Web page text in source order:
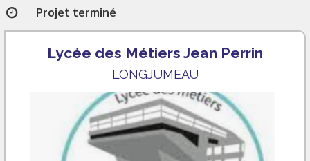
Projet terminé
Lycée des Métiers Jean Perrin
LONGJUMEAU